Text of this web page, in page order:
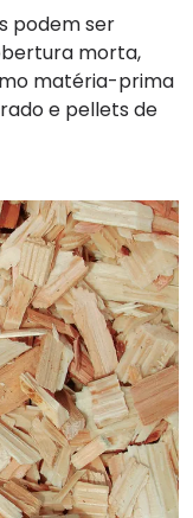
podem ser
morta,
matéria-prima
e pellets de